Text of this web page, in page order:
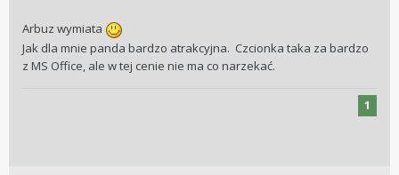
Arbuz wymiata
Jak dla mnie panda bardzo atrakcyjna. Czcionka taka za bardzo
z MS Office, ale w tej cenie nie ma co narzekać.
1